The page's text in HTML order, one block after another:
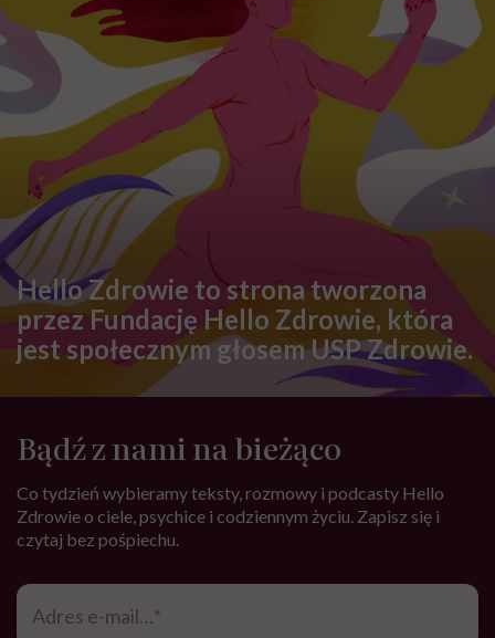
Hello Zdrowie to strona tworzona
przez Fundację Hello Zdrowie, która
jest społecznym głosem USP Zdrowie.
Bądź z nami na bieżąco
Co tydzień wybieramy teksty, rozmowy i podcasty Hello
Zdrowie o ciele, psychice i codziennym życiu. Zapisz się i
czytaj bez pośpiechu.
Adres
mail*